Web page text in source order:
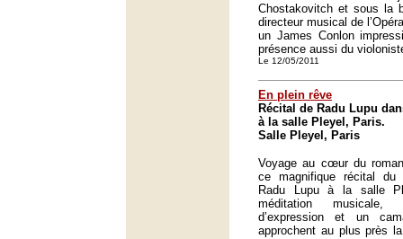
Chostakovitch et sous la
directeur musical de
un James Conlon
présence aussi du
Le 12/05/2011
En plein rêve
Récital de Radu Lupu
à la salle Pleyel, Paris.
Salle Pleyel, Paris
Voyage au cœur du
ce magnifique récital du
Radu Lupu à la salle
méditation
d’expression et un
approchent au plus près